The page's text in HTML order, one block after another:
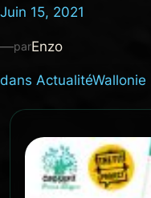
Juin 15, 2021
—parEnzo
dans ActualitéWallonie